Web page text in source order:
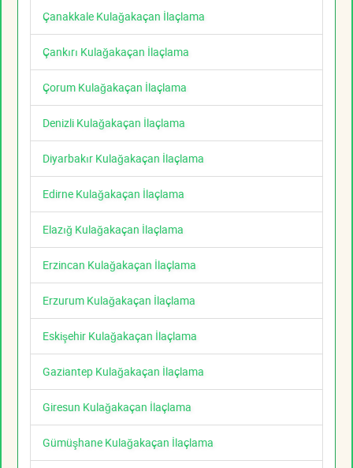
Çanakkale Kulağakaçan İlaçlama
Çankırı Kulağakaçan İlaçlama
Çorum Kulağakaçan İlaçlama
Denizli Kulağakaçan İlaçlama
Diyarbakır Kulağakaçan İlaçlama
Edirne Kulağakaçan İlaçlama
Elazığ Kulağakaçan İlaçlama
Erzincan Kulağakaçan İlaçlama
Erzurum Kulağakaçan İlaçlama
Eskişehir Kulağakaçan İlaçlama
Gaziantep Kulağakaçan İlaçlama
Giresun Kulağakaçan İlaçlama
Gümüşhane Kulağakaçan İlaçlama